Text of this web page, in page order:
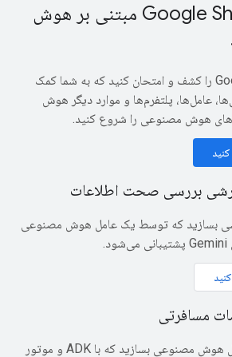
راهکارهای Google Sheets مبتنی بر هوش
نمونه‌های Google Sheets را کشف و امتحان کنید که به شما کمک
عامل‌ها، پلتفرم‌ها و موارد دیگر هوش
هوش مصنوعی را شروع کنید.
بررسی صحت اطلاعات
بسازید که توسط یک عامل هوش مصنوعی
مسافرتی
یک افزونه عامل هوش مصنوعی بسازید که با ADK و موتور